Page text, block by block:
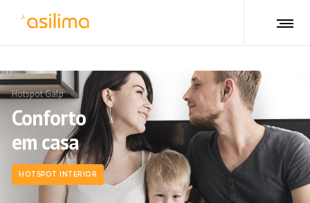
Hotspot Galp
Conforto
em casa
HOTSPOT INTERIOR